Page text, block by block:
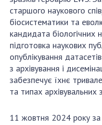
старшого наукового
біосистематики та
кандидата біологічних
підготовка наукових
опублікування
з архівування і
забезпечує їхнє
та типах архівувальних
11 жовтня 2024 року